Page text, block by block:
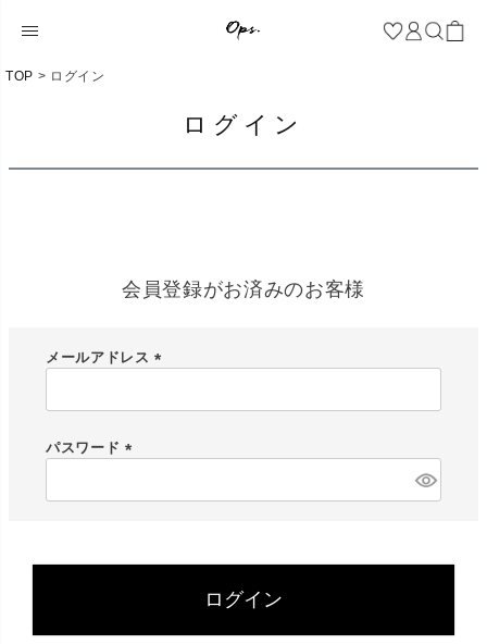
TOP ログイン
ログイン
会員登録がお済みのお客様
メールアドレス
パスワード
ログイン